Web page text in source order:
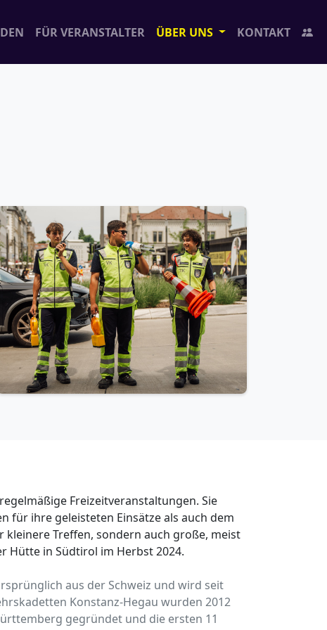
FÜR VERANSTALTER ÜBER UNS KONTAKT
Freizeitveranstaltungen. Sie
für ihre geleisteten Einsätze als auch dem
Treffen, sondern auch große, meist
Hütte in Südtirol im Herbst 2024.
aus der Schweiz und wird seit
Konstanz-Hegau wurden 2012
gegründet und die ersten 11